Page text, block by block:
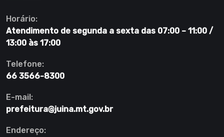
Horário:
Atendimento de segunda a sexta das 07:00 – 11:00 /
13:00 às 17:00
Telefone:
66 3566-8300
E-mail:
prefeitura@juina.mt.gov.br
Endereço: